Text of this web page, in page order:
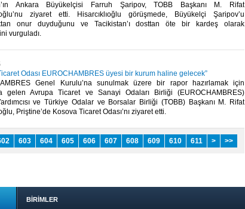
Ankara Büyükelçisi Farruh Şaripov, TOBB Başkanı M. Rifat
ziyaret etti. Hisarcıklıoğlu görüşmede, Büyükelçi Şaripov’u
onur duyduğunu ve Tacikistan’ı dosttan öte bir kardeş olarak
vurguladı.​
Odası EUROCHAMBRES üyesi bir kurum haline gelecek”
Genel Kurulu’na sunulmak üzere bir rapor hazırlamak için
gelen Avrupa Ticaret ve Sanayi Odaları Birliği (EUROCHAMBRES)
ve Türkiye Odalar ve Borsalar Birliği (TOBB) Başkanı M. Rifat
Priştine’de Kosova Ticaret Odası’nı ziyaret etti.​
603 604 605 606 607 608 609 610 611 > >>
BİRİMLER